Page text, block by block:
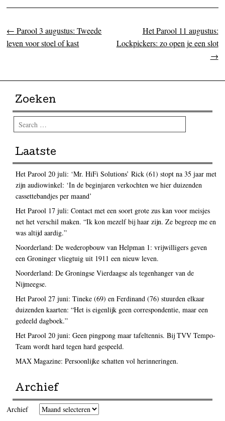
Post navigation
← Parool 3 augustus: Tweede
leven voor stoel of kast
Het Parool 11 augustus:
Lockpickers: zo open je een slot
→
Zoeken
Search
Laatste
Het Parool 20 juli: ‘Mr. HiFi Solutions’ Rick (61) stopt na 35 jaar met
zijn audiowinkel: ‘In de beginjaren verkochten we hier duizenden
cassettebandjes per maand’
Het Parool 17 juli: Contact met een soort grote zus kan voor meisjes
net het verschil maken. “Ik kon mezelf bij haar zijn. Ze begreep me en
was altijd aardig.”
Noorderland: De wederopbouw van Helpman 1: vrijwilligers geven
een Groninger vliegtuig uit 1911 een nieuw leven.
Noorderland: De Groningse Vierdaagse als tegenhanger van de
Nijmeegse.
Het Parool 27 juni: Tineke (69) en Ferdinand (76) stuurden elkaar
duizenden kaarten: “Het is eigenlijk geen correspondentie, maar een
gedeeld dagboek.”
Het Parool 20 juni: Geen pingpong maar tafeltennis. Bij TVV Tempo-
Team wordt hard tegen hard gespeeld.
MAX Magazine: Persoonlijke schatten vol herinneringen.
Archief
Archief